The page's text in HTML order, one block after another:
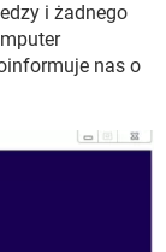
i żadnego
nas o